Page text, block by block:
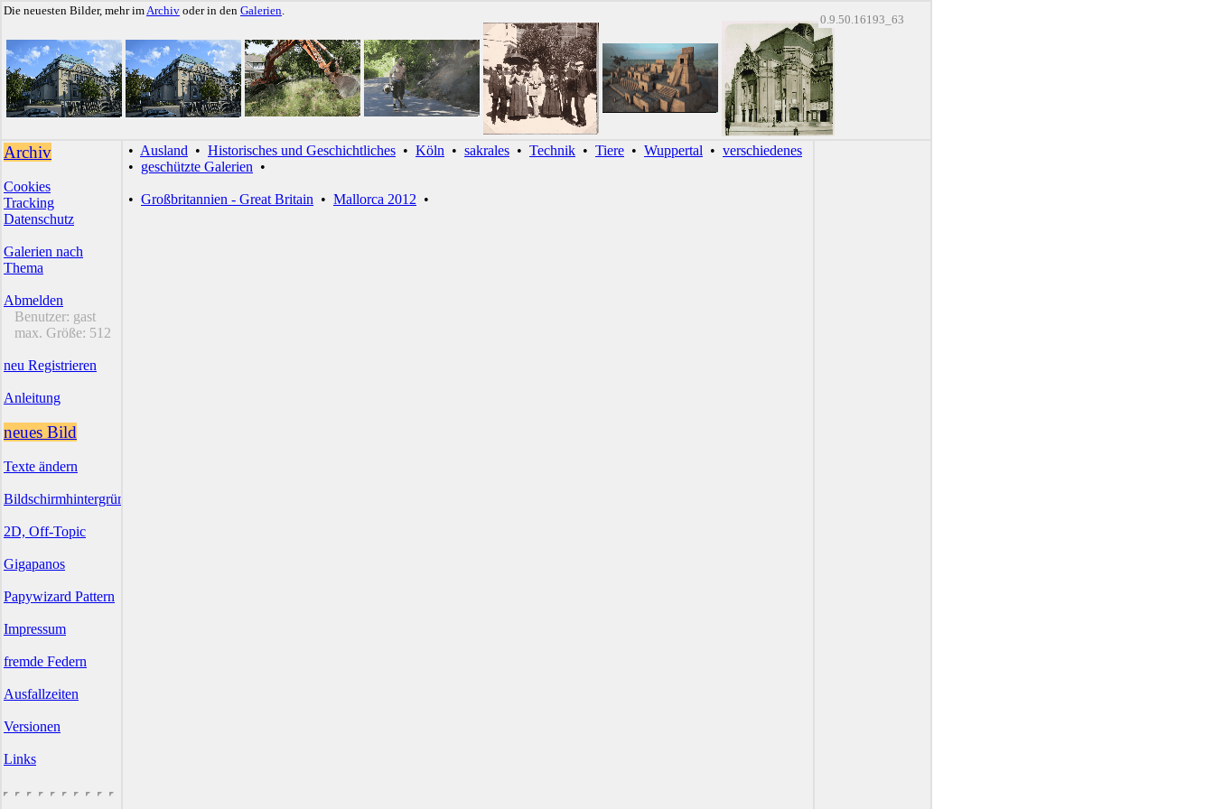
Die neuesten Bilder, mehr imArchiv oder in den Galerien.
0.9.50.16193_63
Archiv
Cookies
Tracking
Datenschutz
Galerien nach
Thema
Abmelden
Benutzer: gast
max. Größe: 512
neu Registrieren
Anleitung
neues Bild
Texte ändern
Bildschirmhintergründe
2D, Off-Topic
Gigapanos
Papywizard Pattern
Impressum
fremde Federn
Ausfallzeiten
Versionen
Links
• Ausland • Historisches und Geschichtliches • Köln • sakrales • Technik • Tiere • Wuppertal • verschiedenes
• geschützte Galerien •
• Großbritannien - Great Britain • Mallorca 2012 •